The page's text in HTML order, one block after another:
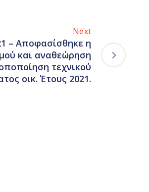
Next
– Αποφασίσθηκε η
και αναθεώρηση
τεχνικού
οικ. Έτους 2021.